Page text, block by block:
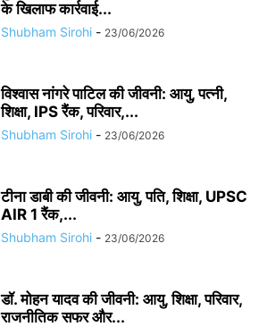
के खिलाफ कार्रवाई...
Shubham Sirohi - 23/06/2026
विश्वास नांगरे पाटिल की जीवनी: आयु, पत्नी,
शिक्षा, IPS रैंक, परिवार,...
Shubham Sirohi - 23/06/2026
टीना डाबी की जीवनी: आयु, पति, शिक्षा, UPSC
AIR 1 रैंक,...
Shubham Sirohi - 23/06/2026
डॉ. मोहन यादव की जीवनी: आयु, शिक्षा, परिवार,
राजनीतिक सफर और...